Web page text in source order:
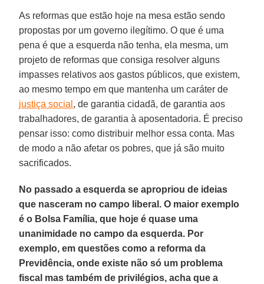
As reformas que estão hoje na mesa estão sendo
propostas por um governo ilegítimo. O que é uma
pena é que a esquerda não tenha, ela mesma, um
projeto de reformas que consiga resolver alguns
impasses relativos aos gastos públicos, que existem,
ao mesmo tempo em que mantenha um caráter de
justiça social , de garantia cidadã, de garantia aos
trabalhadores, de garantia à aposentadoria. É preciso
pensar isso: como distribuir melhor essa conta. Mas
de modo a não afetar os pobres, que já são muito
sacrificados.
No passado a esquerda se apropriou de ideias
que nasceram no campo liberal. O maior exemplo
é o Bolsa Família, que hoje é quase uma
unanimidade no campo da esquerda. Por
exemplo, em questões como a reforma da
Previdência, onde existe não só um problema
fiscal mas também de privilégios, acha que a